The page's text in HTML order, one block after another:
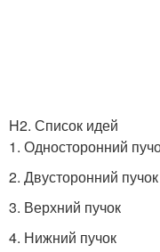
H2. Список идей
1. Односторонний
2. Двусторонний пучок
3. Верхний пучок
4. Нижний пучок